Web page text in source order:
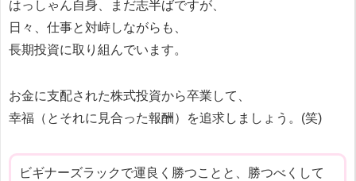
はっしゃん自身、まだ志半ばですが、
日々、仕事と対峙しながらも、
長期投資に取り組んでいます。
お金に支配された株式投資から卒業して、
幸福（とそれに見合った報酬）を追求しましょう。(笑)
ビギナーズラックで運良く勝つことと、勝つべくして